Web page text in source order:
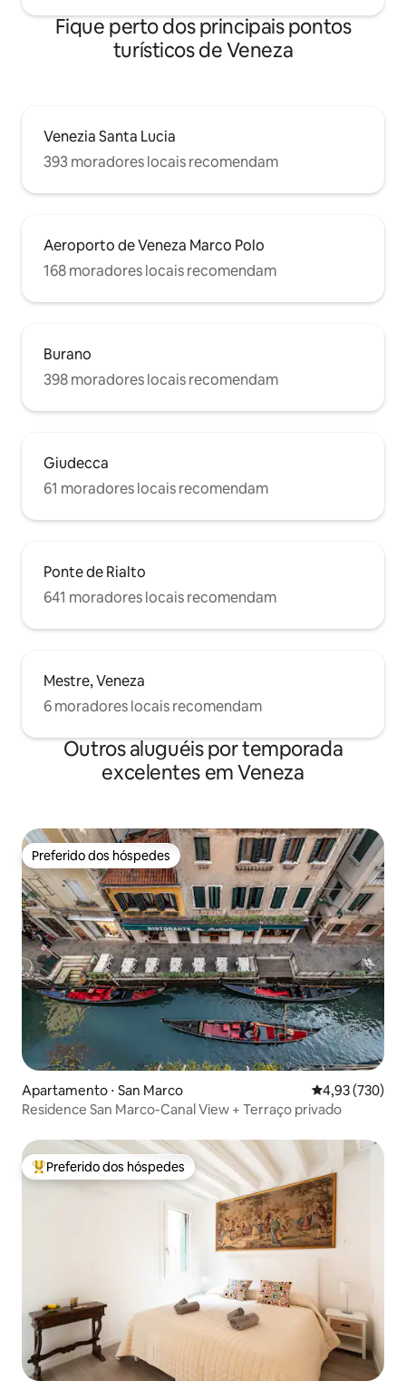
Fique perto dos principais pontos
turísticos de Veneza
Venezia Santa Lucia
393 moradores locais recomendam
Aeroporto de Veneza Marco Polo
168 moradores locais recomendam
Burano
398 moradores locais recomendam
Giudecca
61 moradores locais recomendam
Ponte de Rialto
641 moradores locais recomendam
Mestre, Veneza
6 moradores locais recomendam
Outros aluguéis por temporada
excelentes em Veneza
Preferido dos hóspedes
Preferido dos hóspedes
Apartamento ⋅ San Marco 4,93 de uma
4,93 (730)
Residence San Marco-Canal View + Terraço privado
Entre os melhores preferidos dos hóspedes
Preferido dos hóspedes